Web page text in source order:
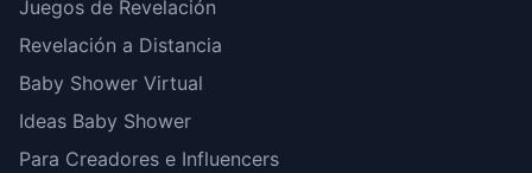
Juegos de Revelación
Revelación a Distancia
Baby Shower Virtual
Ideas Baby Shower
Para Creadores e Influencers